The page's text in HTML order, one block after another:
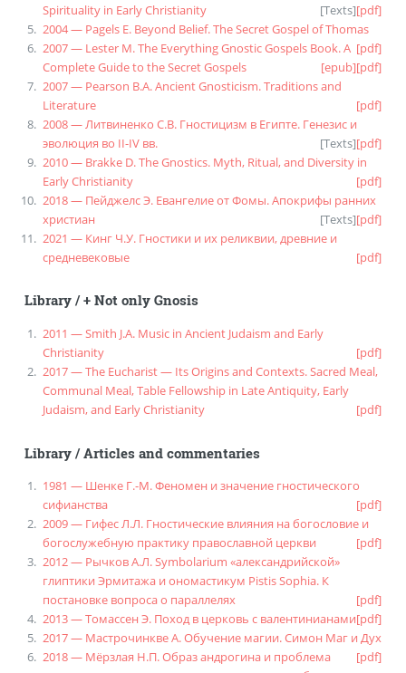
Spirituality in Early Christianity
[Texts][pdf]
2004 — Pagels E. Beyond Belief. The Secret Gospel of Thomas
[pdf]
2007 — Lester M. The Everything Gnostic Gospels Book. A
Complete Guide to the Secret Gospels
[epub][pdf]
2007 — Pearson B.A. Ancient Gnosticism. Traditions and
Literature
[pdf]
2008 — Литвиненко С.В. Гностицизм в Египте. Генезис и
эволюция во II-IV вв.
[Texts][pdf]
2010 — Brakke D. The Gnostics. Myth, Ritual, and Diversity in
Early Christianity
[pdf]
2018 — Пейджелс Э. Евангелие от Фомы. Апокрифы ранних
христиан
[Texts][pdf]
2021 — Кинг Ч.У. Гностики и их реликвии, древние и
средневековые
[pdf]
Library/+ Not only Gnosis
2011 — Smith J.A. Music in Ancient Judaism and Early
Christianity
[pdf]
2017 — The Eucharist — Its Origins and Contexts. Sacred Meal,
Communal Meal, Table Fellowship in Late Antiquity, Early
Judaism, and Early Christianity
[pdf]
Library/Articles and commentaries
1981 — Шенке Г.-М. Феномен и значение гностического
сифианства
[pdf]
2009 — Гифес Л.Л. Гностические влияния на богословие и
богослужебную практику православной церкви
[pdf]
2012 — Рычков А.Л. Symbolarium «александрийской»
глиптики Эрмитажа и ономастикум Pistis Sophia. К
постановке вопроса о параллелях
[pdf]
2013 — Томассен Э. Поход в церковь с валентинианами[pdf]
2017 — Мастрочинкве А. Обучение магии. Симон Маг и Дух
[pdf]
2018 — Мёрзлая Н.П. Образ андрогина и проблема